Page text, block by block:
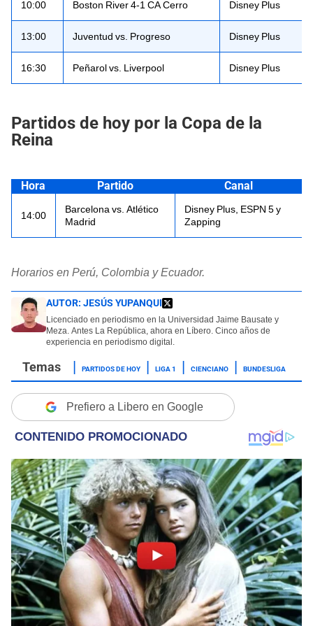
10:00 Boston River 4-1 CA Cerro Disney Plus
13:00 Juventud vs. Progreso Disney Plus
16:30 Peñarol vs. Liverpool Disney Plus
Partidos de hoy por la Copa de la
Reina
Hora Partido Canal
14:00
Barcelona vs. Atlético
Madrid
Disney Plus, ESPN 5 y
Zapping
Horarios en Perú, Colombia y Ecuador.
AUTOR: JESÚS YUPANQUI
Licenciado en periodismo en la Universidad Jaime Bausate y
Meza. Antes La República, ahora en Líbero. Cinco años de
experiencia en periodismo digital.
PARTIDOS DE HOY LIGA 1 CIENCIANO BUNDESLIGA
Prefiero a Libero en Google